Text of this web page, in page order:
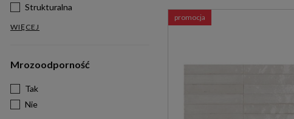
Strukturalna
WIĘCEJ
Mrozoodporność
Tak
Nie
promocja